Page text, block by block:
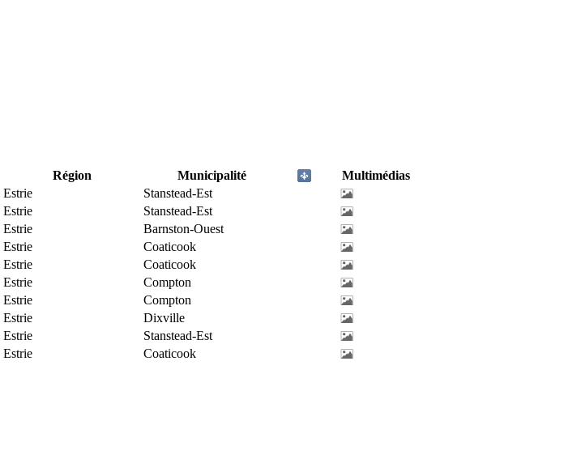
Région Municipalité
Multimédias
Estrie
Stanstead-Est
Estrie
Stanstead-Est
Estrie
Barnston-Ouest
Estrie
Coaticook
Estrie
Coaticook
Estrie
Compton
Estrie
Compton
Estrie
Dixville
Estrie
Stanstead-Est
Estrie Coaticook